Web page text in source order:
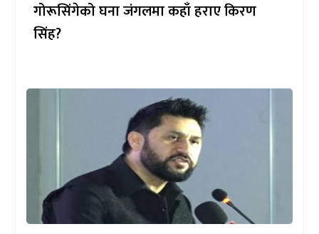
गोरूसिंगेको घना जंगलमा कहाँ हराए किरण
सिंह?